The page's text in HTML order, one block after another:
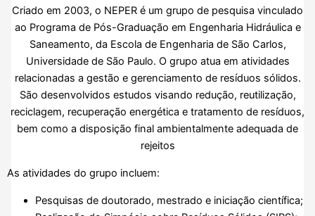
Criado em 2003, o NEPER é um grupo de pesquisa vinculado
ao Programa de Pós-Graduação em Engenharia Hidráulica e
Saneamento, da Escola de Engenharia de São Carlos,
Universidade de São Paulo. O grupo atua em atividades
relacionadas a gestão e gerenciamento de resíduos sólidos.
São desenvolvidos estudos visando redução, reutilização,
reciclagem, recuperação energética e tratamento de resíduos,
bem como a disposição final ambientalmente adequada de
rejeitos
As atividades do grupo incluem:
Pesquisas de doutorado, mestrado e iniciação científica;